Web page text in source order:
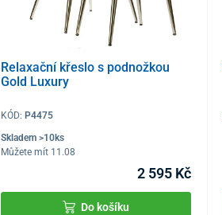
Relaxační křeslo s podnožkou
Gold Luxury
KÓD:P4475
Skladem >10ks
Můžete mít 11.08
2 595 Kč
Do košíku